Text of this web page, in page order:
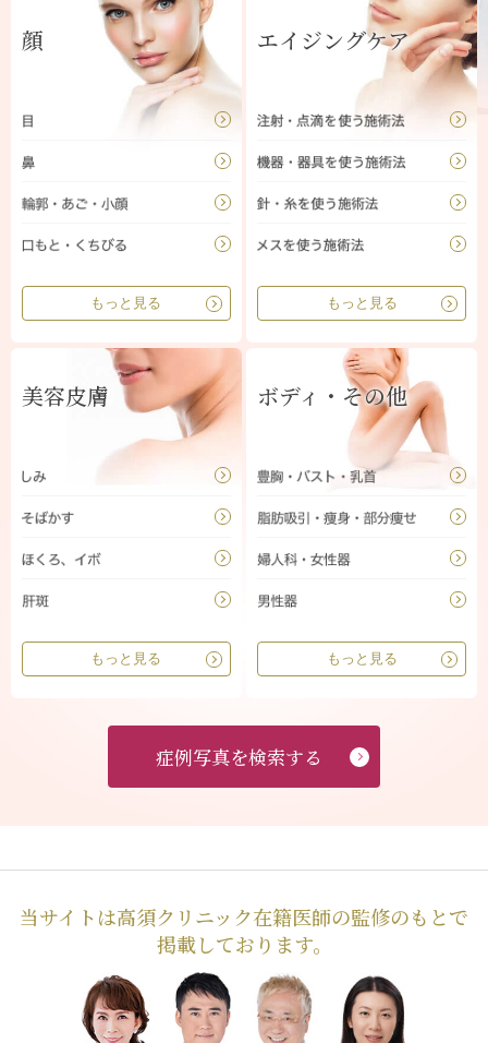
顔
もっと見る
エイジングケア
もっと見る
美容皮膚
もっと見る
ボディ・その他
もっと見る
症例写真を検索する
当サイトは高須クリニック在籍医師の監修のもとで
掲載しております。